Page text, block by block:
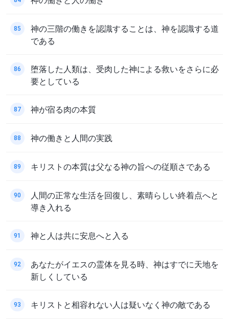
85
神の三階の働きを認識することは、神を認識する道
である
86
堕落した人類は、受肉した神による救いをさらに必
要としている
87 神が宿る肉の本質
88 神の働きと人間の実践
89 キリストの本質は父なる神の旨への従順さである
90
人間の正常な生活を回復し、素晴らしい終着点へと
導き入れる
91 神と人は共に安息へと入る
92
あなたがイエスの霊体を見る時、神はすでに天地を
新しくしている
93 キリストと相容れない人は疑いなく神の敵である